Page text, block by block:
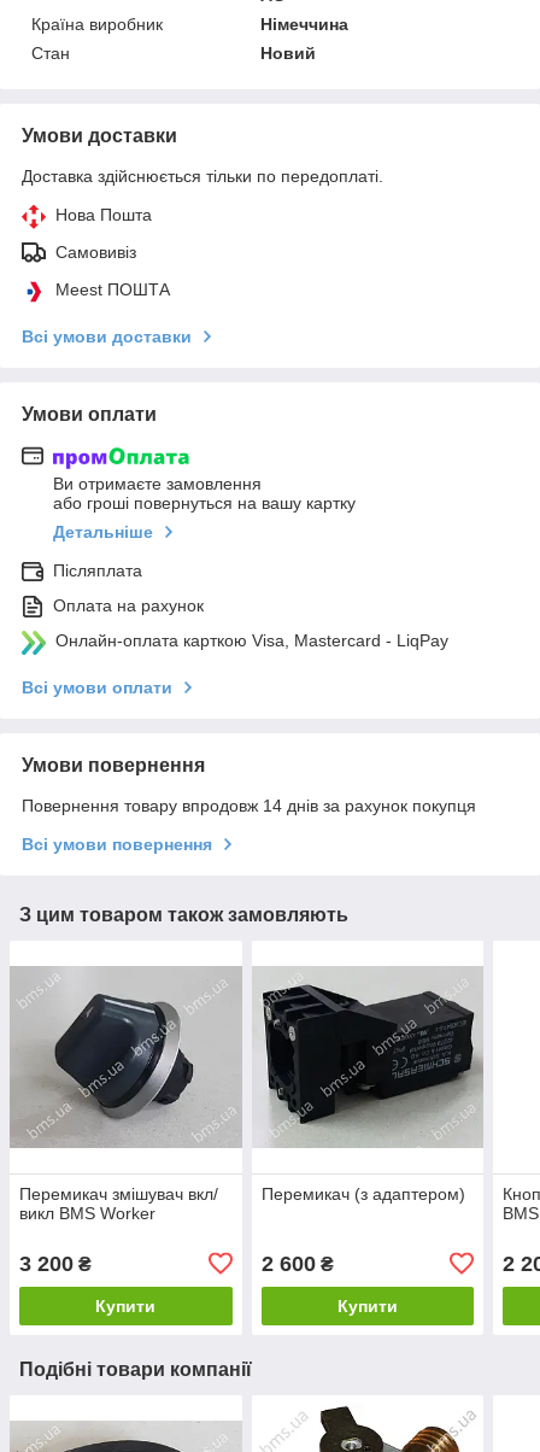
Країна виробник
Німеччина
Стан
Новий
Умови доставки
Доставка здійснюється тільки по передоплаті.
Нова Пошта
Самовивіз
Meest ПОШТА
Всі умови доставки
Умови оплати
Ви отримаєте замовлення
або гроші повернуться на вашу картку
Детальніше
Післяплата
Оплата на рахунок
Онлайн-оплата карткою Visa, Mastercard - LiqPay
Всі умови оплати
Умови повернення
Повернення товару впродовж 14 днів за рахунок покупця
Всі умови повернення
З цим товаром також замовляють
Перемикач змішувач вкл/
викл BMS Worker
3 200 ₴
Купити
Перемикач (з адаптером)
2 600₴
Купити
2
Подібні товари компанії